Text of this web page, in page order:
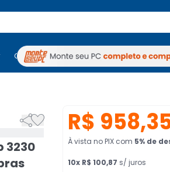
PC Gamer Computadores Periféricos
Computadores Periféricos TV

3230
R$
À vista no PIX com 5% de
10x R$ 100,87 s/ juros